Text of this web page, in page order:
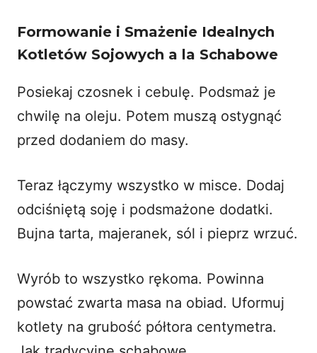
Formowanie i Smażenie Idealnych
Kotletów Sojowych a la Schabowe
Posiekaj czosnek i cebulę. Podsmaż je
chwilę na oleju. Potem muszą ostygnąć
przed dodaniem do masy.
Teraz łączymy wszystko w misce. Dodaj
odciśniętą soję i podsmażone dodatki.
Bujna tarta, majeranek, sól i pieprz wrzuć.
Wyrób to wszystko rękoma. Powinna
powstać zwarta masa na obiad. Uformuj
kotlety na grubość półtora centymetra.